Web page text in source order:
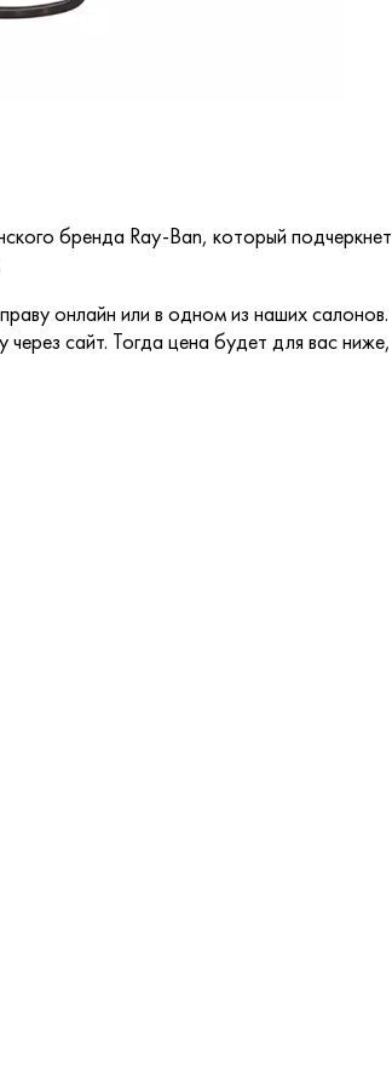
бренда Ray-Ban, который подчеркнет
онлайн или в одном из наших салонов.
сайт. Тогда цена будет для вас ниже,